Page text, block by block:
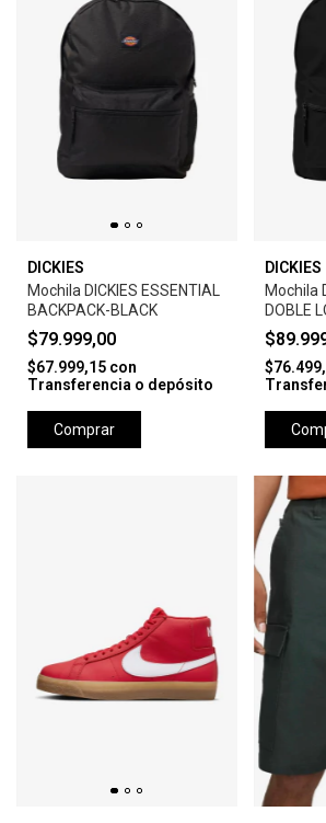
DICKIES
Mochila DICKIES ESSENTIAL
BACKPACK-BLACK
$79.999,00
$67.999,15 con
Transferencia o depósito
Comprar
DICKIES
Mochila
DOBLE
BLACK